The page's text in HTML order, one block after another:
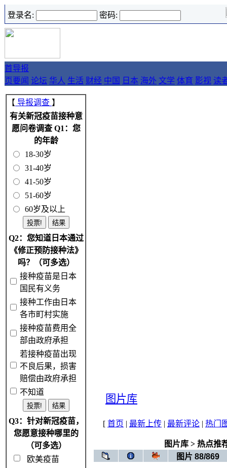
登录名: 密码:
首
页
导报
要闻 论坛 华人 生活 财经 中国 日本 海外 文学 体育 影视 读
【 导报调查 】
有关新冠疫苗接种意
愿问卷调查 Q1：您
的年龄
18-30岁
31-40岁
41-50岁
51-60岁
60岁及以上
Q2：您知道日本通过
《修正预防接种法》
吗？（可多选）
接种疫苗是日本
国民有义务
接种工作由日本
各市町村实施
接种疫苗费用全
部由政府承担
若接种疫苗出现
不良后果，损害
赔偿由政府承担
不知道
Q3：针对新冠疫苗，
您愿意接种哪里的
（可多选）
欧美疫苗
图片库
[ 首页 | 最新上传 | 最新评论 | 热门
图片库> 热点推
图片 88/869